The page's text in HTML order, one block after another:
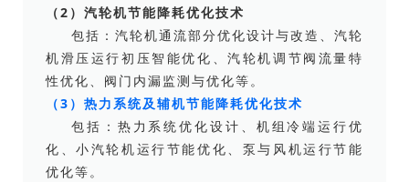
（2）汽轮机节能降耗优化技术
包括：汽轮机通流部分优化设计与改造、汽轮
机滑压运行初压智能优化、汽轮机调节阀流量特
性优化、阀门内漏监测与优化等。
（3）热力系统及辅机节能降耗优化技术
包括：热力系统优化设计、机组冷端运行优
化、小汽轮机运行节能优化、泵与风机运行节能
优化等。